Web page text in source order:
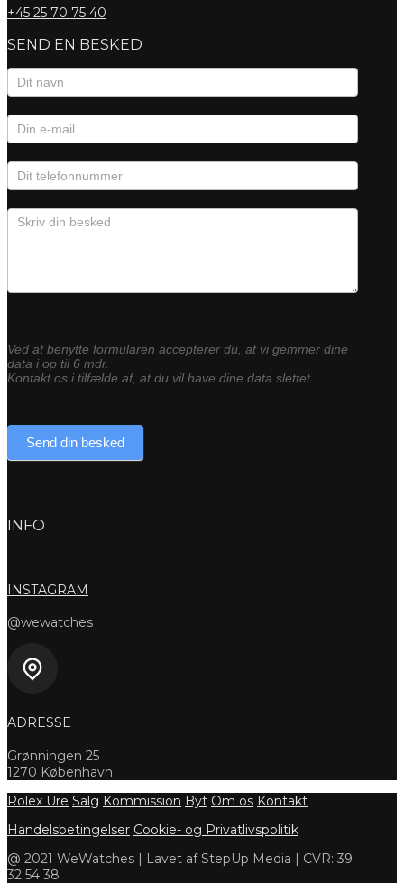
+45 25 70 75 40
SEND EN BESKED
Kontaktformular
Ved at benytte formularen accepterer du, at vi gemmer dine
data i op til 6 mdr.
Kontakt os i tilfælde af, at du vil have dine data slettet.
Send din besked
INFO
INSTAGRAM
@wewatches
ADRESSE
Grønningen 25
1270 København
Rolex Ure Salg Kommission Byt Om os Kontakt
Handelsbetingelser Cookie- og Privatlivspolitik
@ 2021 WeWatches | Lavet af StepUp Media | CVR: 39
32 54 38